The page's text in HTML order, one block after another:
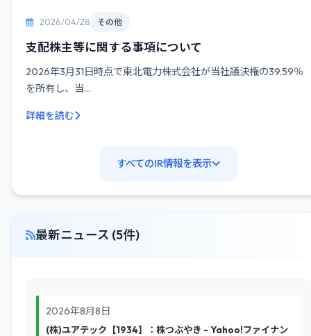
2026/04/28 その他
支配株主等に関する事項について
2026年3月31日時点で東北電力株式会社が当社議決権の39.59％
を所有し、当...
詳細を読む
すべてのIR情報を表示
最新ニュース (5件)
2026年8月8日
(株)ユアテック【1934】：株つぶやき - Yahoo!ファイナン